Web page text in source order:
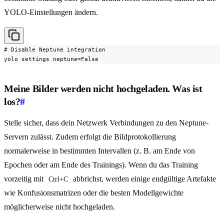
YOLO-Einstellungen ändern.
# Disable Neptune integration
yolo settings neptune=False
Meine Bilder werden nicht hochgeladen. Was ist
los?#
Stelle sicher, dass dein Netzwerk Verbindungen zu den Neptune-
Servern zulässt. Zudem erfolgt die Bildprotokollierung
normalerweise in bestimmten Intervallen (z. B. am Ende von
Epochen oder am Ende des Trainings). Wenn du das Training
vorzeitig mit
Ctrl+C
abbrichst, werden einige endgültige Artefakte
wie Konfusionsmatrizen oder die besten Modellgewichte
möglicherweise nicht hochgeladen.